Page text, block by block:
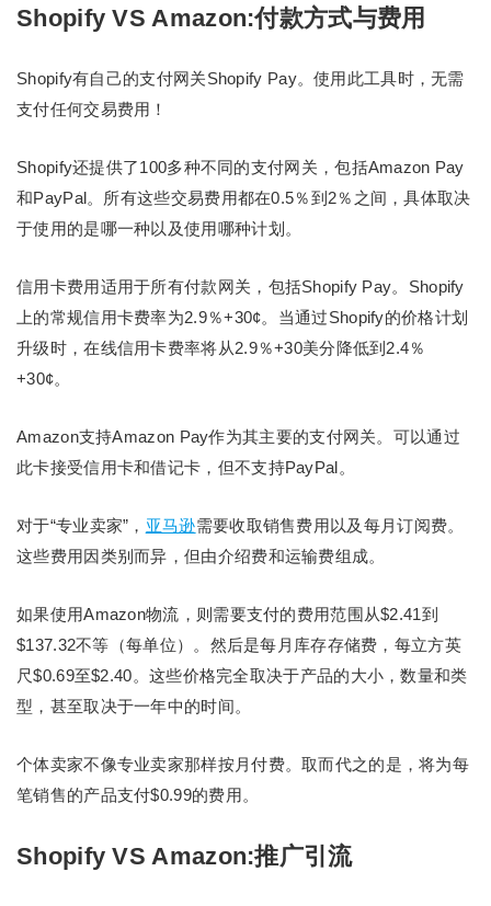
Shopify VS Amazon:付款方式与费用
Shopify有自己的支付网关Shopify Pay。使用此工具时，无需
支付任何交易费用！
Shopify还提供了100多种不同的支付网关，包括Amazon Pay
和PayPal。所有这些交易费用都在0.5％到2％之间，具体取决
于使用的是哪一种以及使用哪种计划。
信用卡费用适用于所有付款网关，包括Shopify Pay。Shopify
上的常规信用卡费率为2.9％+30¢。当通过Shopify的价格计划
升级时，在线信用卡费率将从2.9％+30美分降低到2.4％
+30¢。
Amazon支持Amazon Pay作为其主要的支付网关。可以通过
此卡接受信用卡和借记卡，但不支持PayPal。
对于“专业卖家”， 亚马逊需要收取销售费用以及每月订阅费。
这些费用因类别而异，但由介绍费和运输费组成。
如果使用Amazon物流，则需要支付的费用范围从$2.41到
$137.32不等（每单位）。然后是每月库存存储费，每立方英
尺$0.69至$2.40。这些价格完全取决于产品的大小，数量和类
型，甚至取决于一年中的时间。
个体卖家不像专业卖家那样按月付费。取而代之的是，将为每
笔销售的产品支付$0.99的费用。
Shopify VS Amazon:推广引流